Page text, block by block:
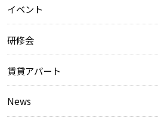
イベント
研修会
賃貸アパート
News